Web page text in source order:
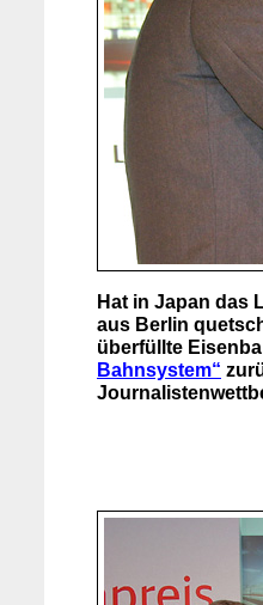
Hat in Japan das
aus Berlin
überfüllte
Bahnsystem“